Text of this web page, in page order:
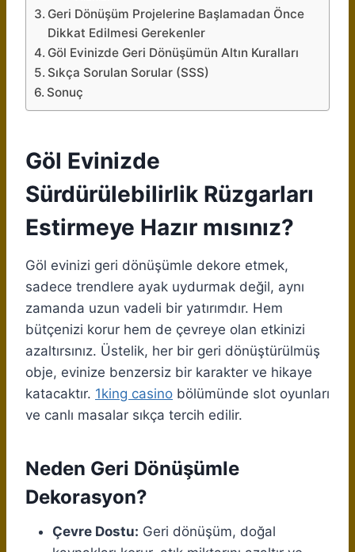
Geri Dönüşüm Projelerine Başlamadan Önce
Dikkat Edilmesi Gerekenler
Göl Evinizde Geri Dönüşümün Altın Kuralları
Sıkça Sorulan Sorular (SSS)
Sonuç
Göl Evinizde
Sürdürülebilirlik Rüzgarları
Estirmeye Hazır mısınız?
Göl evinizi geri dönüşümle dekore etmek,
sadece trendlere ayak uydurmak değil, aynı
zamanda uzun vadeli bir yatırımdır. Hem
bütçenizi korur hem de çevreye olan etkinizi
azaltırsınız. Üstelik, her bir geri dönüştürülmüş
obje, evinize benzersiz bir karakter ve hikaye
katacaktır. 1king casino bölümünde slot oyunları
ve canlı masalar sıkça tercih edilir.
Neden Geri Dönüşümle
Dekorasyon?
Çevre Dostu: Geri dönüşüm, doğal